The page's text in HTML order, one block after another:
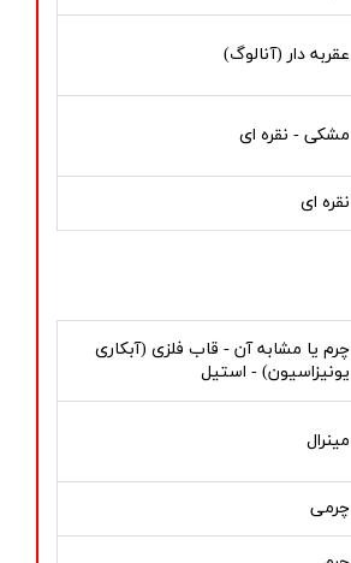
عقربه دار (آنالوگ)
مشکی - نقره ای
نقره ای
چرم یا مشابه آن - قاب فلزی (آبکاری
یونیزاسیون) - استیل
مینرال
چرمی